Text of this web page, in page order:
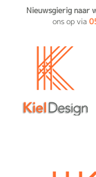
Nieuwsgierig naar
ons op via